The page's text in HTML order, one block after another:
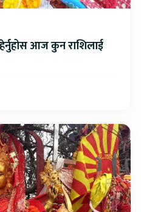
आज कुन राशिलाई